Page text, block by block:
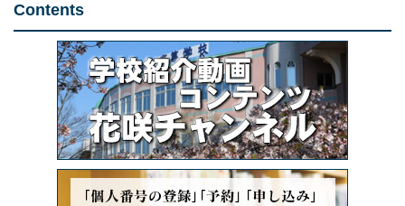
Contents